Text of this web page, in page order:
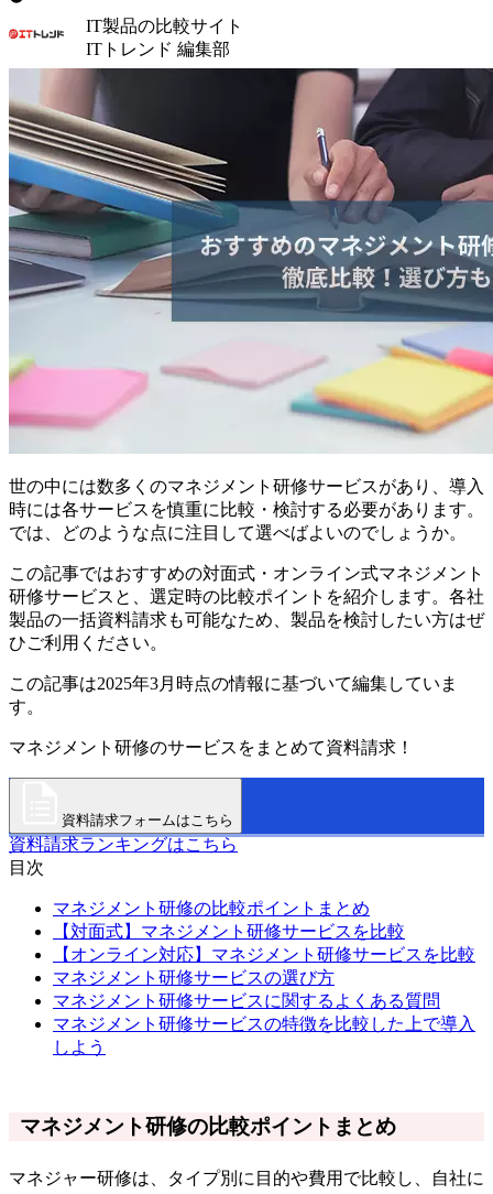
IT製品の比較サイト
ITトレンド 編集部
世の中には数多くのマネジメント研修サービスがあり、導入
時には各サービスを慎重に比較・検討する必要があります。
では、どのような点に注目して選べばよいのでしょうか。
この記事ではおすすめの対面式・オンライン式マネジメント
研修サービスと、選定時の比較ポイントを紹介します。各社
製品の一括資料請求も可能なため、製品を検討したい方はぜ
ひご利用ください。
この記事は2025年3月時点の情報に基づいて編集していま
す。
マネジメント研修のサービスをまとめて資料請求！
資料請求フォームはこちら
資料請求ランキングはこちら
目次
マネジメント研修の比較ポイントまとめ
【対面式】マネジメント研修サービスを比較
【オンライン対応】マネジメント研修サービスを比較
マネジメント研修サービスの選び方
マネジメント研修サービスに関するよくある質問
マネジメント研修サービスの特徴を比較した上で導入
しよう
マネジメント研修の比較ポイントまとめ
マネジャー研修は、タイプ別に目的や費用で比較し、自社に